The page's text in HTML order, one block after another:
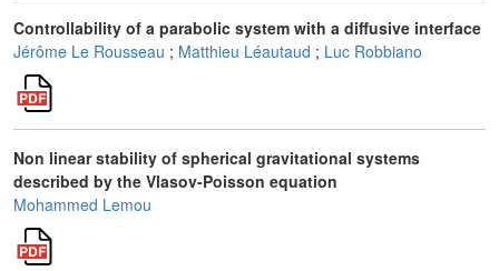
Controllability of a parabolic system with a diffusive interface
Jérôme Le Rousseau ; Matthieu Léautaud ; Luc Robbiano
Non linear stability of spherical gravitational systems
described by the Vlasov-Poisson equation
Mohammed Lemou